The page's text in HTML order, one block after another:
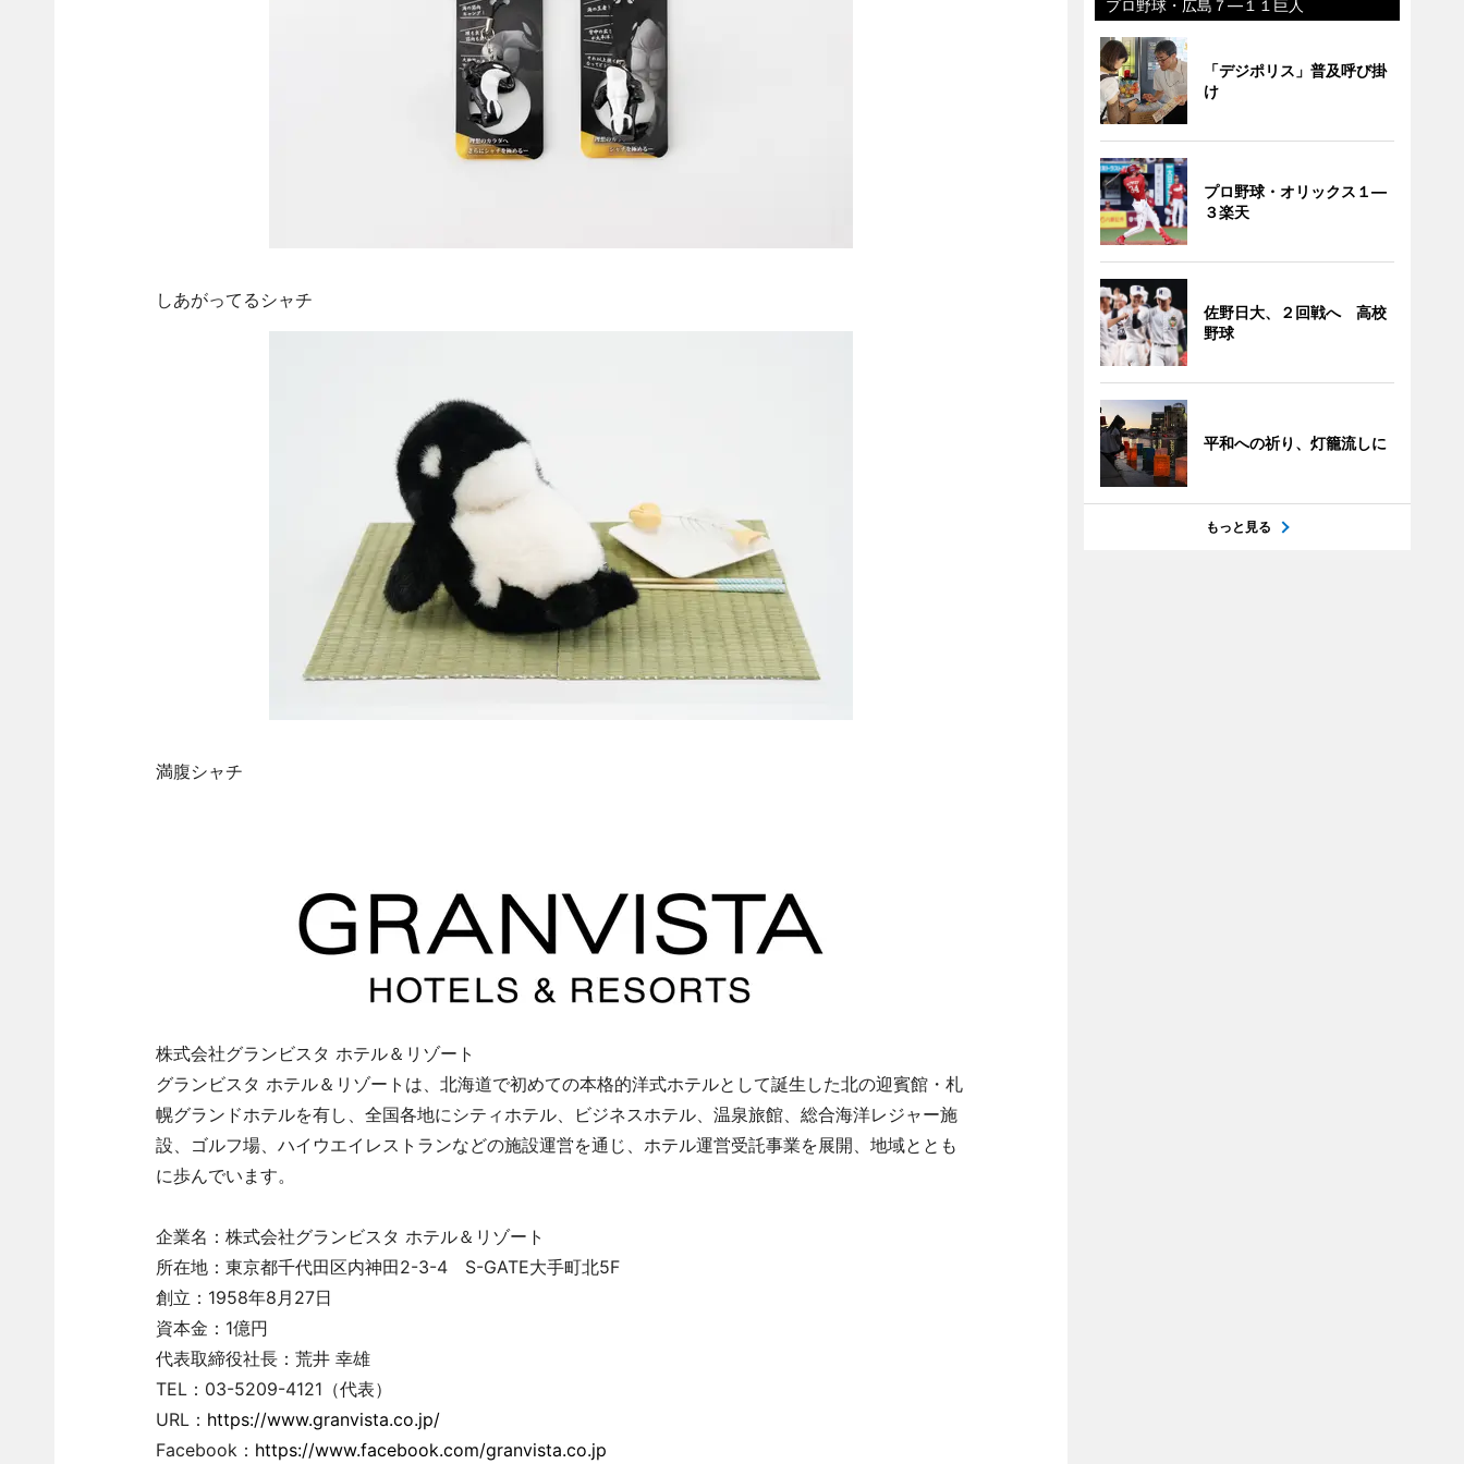
しあがってるシャチ
満腹シャチ
株式会社グランビスタ ホテル＆リゾート
グランビスタ ホテル＆リゾートは、北海道で初めての本格的洋式ホテルとして誕生した北の迎賓館・札
幌グランドホテルを有し、全国各地にシティホテル、ビジネスホテル、温泉旅館、総合海洋レジャー施
設、ゴルフ場、ハイウエイレストランなどの施設運営を通じ、ホテル運営受託事業を展開、地域ととも
に歩んでいます。
企業名：株式会社グランビスタ ホテル＆リゾート
所在地：東京都千代田区内神田2-3-4 S-GATE大手町北5F
創立：1958年8月27日
資本金：1億円
代表取締役社長：荒井 幸雄
TEL：03-5209-4121（代表）
URL： https://www.granvista.co.jp/
Facebook： https://www.facebook.com/granvista.co.jp
プロ野球・広島７―１１巨人
「デジポリス」普及呼び掛
け
プロ野球・オリックス１―
３楽天
佐野日大、２回戦へ 高校
野球
平和への祈り、灯籠流しに
もっと見る